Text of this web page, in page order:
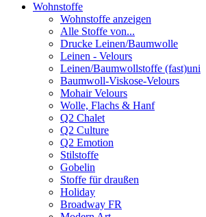
Wohnstoffe
Wohnstoffe anzeigen
Alle Stoffe von...
Drucke Leinen/Baumwolle
Leinen - Velours
Leinen/Baumwollstoffe (fast)uni
Baumwoll-Viskose-Velours
Mohair Velours
Wolle, Flachs & Hanf
Q2 Chalet
Q2 Culture
Q2 Emotion
Stilstoffe
Gobelin
Stoffe für draußen
Holiday
Broadway FR